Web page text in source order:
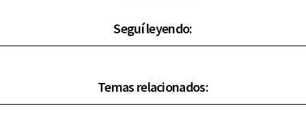
Seguí leyendo:
Temas relacionados: